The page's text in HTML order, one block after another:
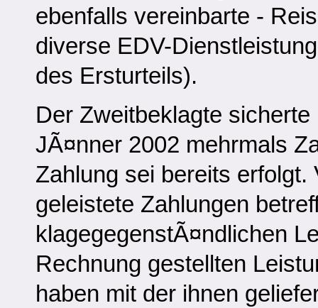
ebenfalls vereinbarte -
diverse EDV-
des Ersturteils).
Der Zweitbeklagte
JÃ¤nner 2002 mehrmals
Zahlung sei bereits
geleistete Zahlungen
klagegegenstÃ¤ndlichen
Rechnung gestellten
haben mit der ihnen